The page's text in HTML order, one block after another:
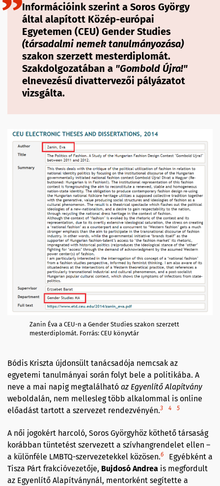
Információink szerint a Soros György
által alapított Közép-európai
Egyetemen (CEU) Gender Studies
(társadalmi nemek tanulmányozása)
szakon szerzett mesterdiplomát.
Szakdolgozatában a "Gombold Újra!"
elnevezésű divattervezői pályázatot
vizsgálta.
Zanin Éva a CEU-n a Gender Studies szakon szerzett
mesterdiplomát. Forrás: CEU könyvtár
Bódis Kriszta újdonsült tanácsadója nemcsak az
egyetemi tanulmányai során folyt bele a politikába. A
neve a mai napig megtalálható az Egyenlítő Alapítvány
weboldalán, nem mellesleg több alkalommal is online
előadást tartott a szervezet rendezvényén.3 4 5
A női jogokért harcoló, Soros Györgyhöz köthető társaság
korábban tüntetést szervezett a szívhangrendelet ellen –
a különféle LMBTQ-szervezetekkel közösen.6
Egyébként a
Tisza Párt frakcióvezetője, Bujdosó Andrea is megfordult
az Egyenlítő Alapítványnál, mentorként segítette a